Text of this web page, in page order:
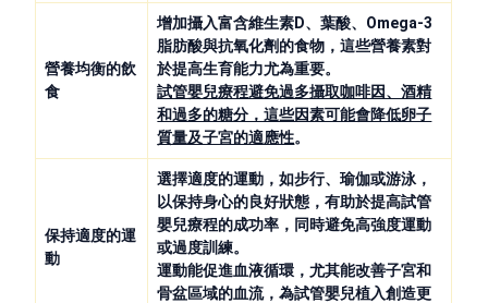
營養均衡的飲
食
增加攝入富含維生素D、葉酸、Omega-3
脂肪酸與抗氧化劑的食物，這些營養素對
於提高生育能力尤為重要。
試管嬰兒療程避免過多攝取咖啡因、酒精
和過多的糖分，這些因素可能會降低卵子
質量及子宮的適應性。
保持適度的運
動
選擇適度的運動，如步行、瑜伽或游泳，
以保持身心的良好狀態，有助於提高試管
嬰兒療程的成功率，同時避免高強度運動
或過度訓練。
運動能促進血液循環，尤其能改善子宮和
骨盆區域的血流，為試管嬰兒植入創造更